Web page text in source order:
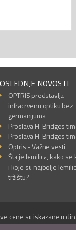
NOVOSTI
OPTRIS predstavlja
infracrvenu optiku bez
germanijuma
Proslava H-Bridges
Proslava H-Bridges
Optris - Važne vesti
Šta je lemilica, kako se
i koje su najbolje
tržištu?
cene su iskazane u
Mikro Princ 1999 -